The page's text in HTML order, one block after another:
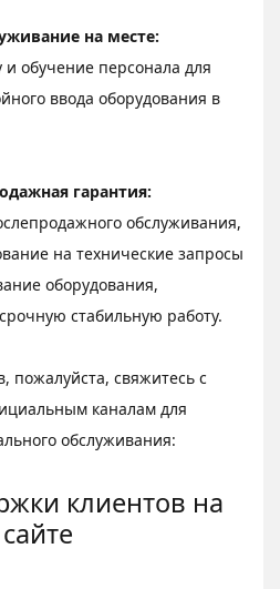
на месте:
и обучение персонала для
ввода оборудования в
гарантия:
обслуживания,
на технические запросы
оборудования,
стабильную работу.
свяжитесь с
каналам для
обслуживания:
клиентов на